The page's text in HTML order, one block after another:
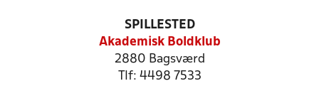
SPILLESTED
Akademisk Boldklub
2880 Bagsværd
Tlf: 4498 7533